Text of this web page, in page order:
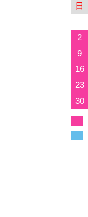
日
2
9
16
23
30